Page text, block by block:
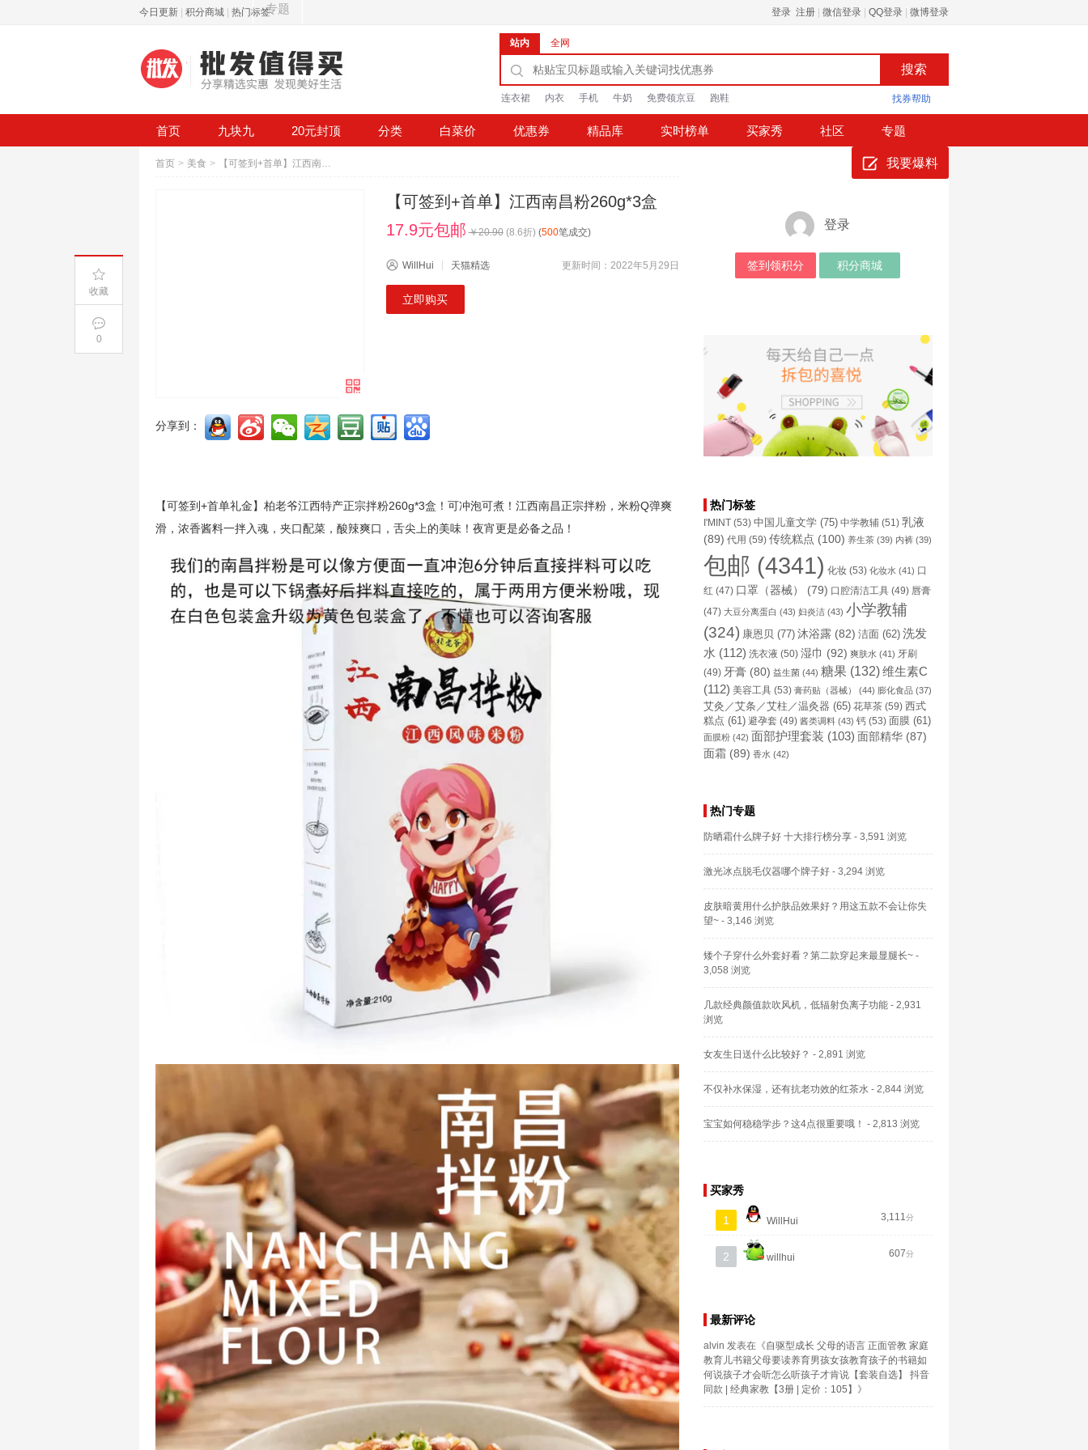
今日更新 积分商城 热门标签 登录 注册 微信登录 QQ登录 微博登录
站内 全网
连衣裙 内衣 手机 牛奶 免费领京豆 跑鞋 找券帮助
首页 九块九 20元封顶 分类 白菜价 优惠券 精品库 实时榜单 买家秀 社区 专题
我要爆料
首页 > 美食 > 【可签到+首单】江西南昌粉260g*3盒
【可签到+首单】江西南昌粉260g*3盒
17.9元包邮 ￥20.90 (8.6折) (500笔成交)
WillHui 天猫精选 更新时间：2022年5月29日
立即购买
分享到：
【可签到+首单礼金】柏老爷江西特产正宗拌粉260g*3盒！可冲泡可煮！江西南昌正宗拌粉，米粉Q弹爽
滑，浓香酱料一拌入魂，夹口配菜，酸辣爽口，舌尖上的美味！夜宵更是必备之品！
登录
签到领积分 积分商城
热门标签
I'MINT(53) 中国儿童文学(75) 中学教辅(51) 乳液
(89) 代用 (59) 传统糕点 (100) 养生茶(39) 内裤(39)
包邮 (4341) 化妆(53) 化妆水 (41) 口
红 (47) 口罩（器械） (79) 口腔清洁工具(49) 唇膏
(47) 大豆分离蛋白 (43) 妇炎洁(43) 小学教辅
(324) 康恩贝 (77) 沐浴露(82) 洁面 (62) 洗发
水 (112) 洗衣液 (50) 湿巾 (92) 爽肤水 (41) 牙刷
(49) 牙膏(80) 益生菌(44) 糖果(132)维生素C
(112) 美容工具(53) 膏药贴（器械） (44) 膨化食品(37)
艾灸／艾条／艾柱／温灸器 (65) 花草茶(59) 西式
糕点 (61) 避孕套 (49) 酱类调料(43) 钙(53) 面膜 (61)
面膜粉(42) 面部护理套装 (103) 面部精华(87)
面霜(89) 香水 (42)
热门专题
防晒霜什么牌子好 十大排行榜分享- 3,591 浏览
激光冰点脱毛仪器哪个牌子好- 3,294 浏览
皮肤暗黄用什么护肤品效果好？用这五款不会让你失
望~- 3,146 浏览
矮个子穿什么外套好看？第二款穿起来最显腿长~-
3,058 浏览
几款经典颜值款吹风机，低辐射负离子功能- 2,931
浏览
女友生日送什么比较好？ - 2,891 浏览
不仅补水保湿，还有抗老功效的红茶水- 2,844 浏览
宝宝如何稳稳学步？这4点很重要哦！ - 2,813 浏览
买家秀
1 WillHui 3,111分
2 willhui 607分
最新评论
alvin 发表在《自驱型成长 父母的语言 正面管教 家庭
教育儿书籍父母要读养育男孩女孩教育孩子的书籍如
何说孩子才会听怎么听孩子才肯说【套装自选】 抖音
同款 | 经典家教【3册 | 定价：105】 》
收藏
0
专题